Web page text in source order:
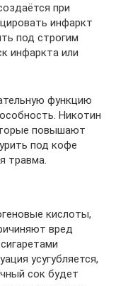
при
инфаркт
под строгим
инфаркта или
функцию
Никотин
повышают
под кофе
травма.
кислоты,
вред
усугубляется,
сок будет